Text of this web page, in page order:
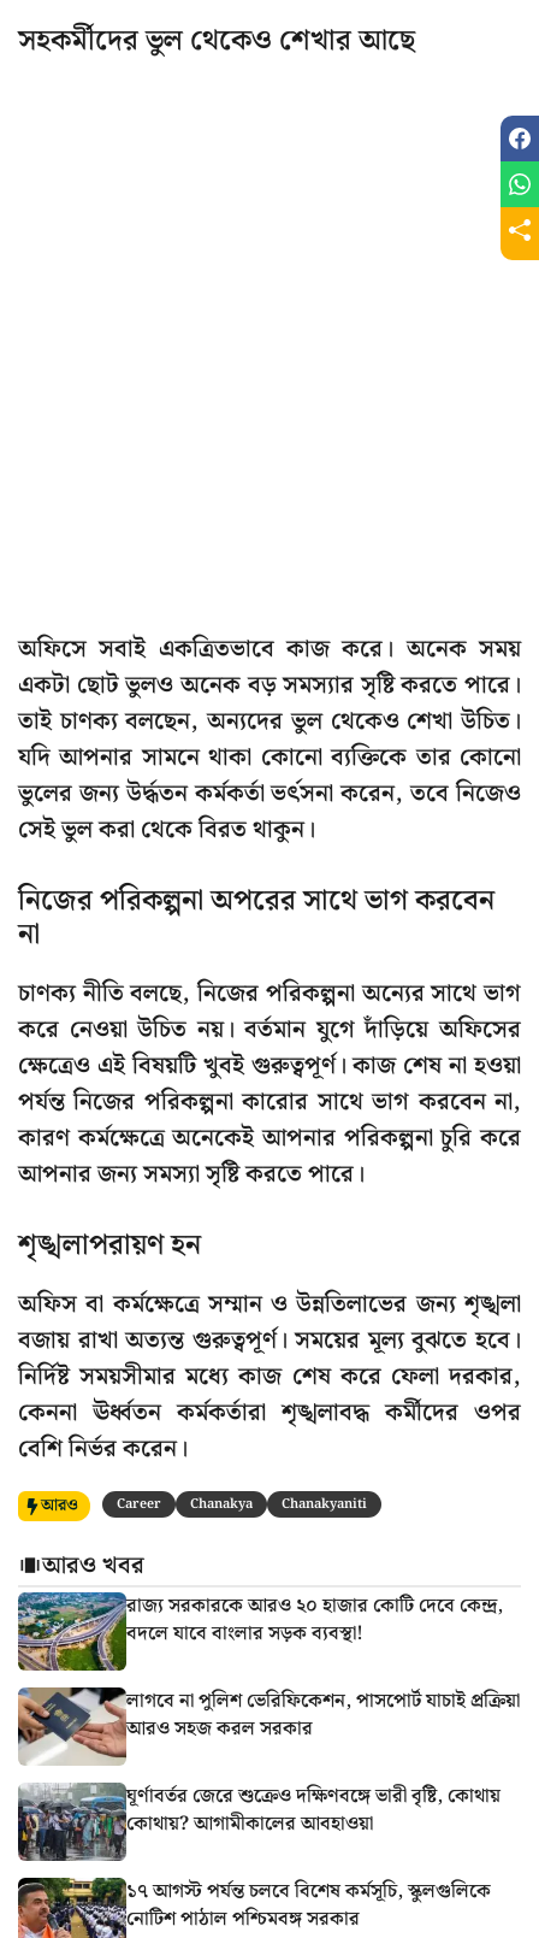
সহকর্মীদের ভুল থেকেও শেখার আছে
অফিসে সবাই একত্রিতভাবে কাজ করে। অনেক সময়
একটা ছোট ভুলও অনেক বড় সমস্যার সৃষ্টি করতে পারে।
তাই চাণক্য বলছেন, অন্যদের ভুল থেকেও শেখা উচিত।
যদি আপনার সামনে থাকা কোনো ব্যক্তিকে তার কোনো
ভুলের জন্য উর্দ্ধতন কর্মকর্তা ভর্ৎসনা করেন, তবে নিজেও
সেই ভুল করা থেকে বিরত থাকুন।
নিজের পরিকল্পনা অপরের সাথে ভাগ করবেন
না
চাণক্য নীতি বলছে, নিজের পরিকল্পনা অন্যের সাথে ভাগ
করে নেওয়া উচিত নয়। বর্তমান যুগে দাঁড়িয়ে অফিসের
ক্ষেত্রেও এই বিষয়টি খুবই গুরুত্বপূর্ণ। কাজ শেষ না হওয়া
পর্যন্ত নিজের পরিকল্পনা কারোর সাথে ভাগ করবেন না,
কারণ কর্মক্ষেত্রে অনেকেই আপনার পরিকল্পনা চুরি করে
আপনার জন্য সমস্যা সৃষ্টি করতে পারে।
শৃঙ্খলাপরায়ণ হন
অফিস বা কর্মক্ষেত্রে সম্মান ও উন্নতিলাভের জন্য শৃঙ্খলা
বজায় রাখা অত্যন্ত গুরুত্বপূর্ণ। সময়ের মূল্য বুঝতে হবে।
নির্দিষ্ট সময়সীমার মধ্যে কাজ শেষ করে ফেলা দরকার,
কেননা ঊর্ধ্বতন কর্মকর্তারা শৃঙ্খলাবদ্ধ কর্মীদের ওপর
বেশি নির্ভর করেন।
আরও Career Chanakya Chanakyaniti
আরও খবর
রাজ্য সরকারকে আরও ২০ হাজার কোটি দেবে কেন্দ্র,
বদলে যাবে বাংলার সড়ক ব্যবস্থা!
লাগবে না পুলিশ ভেরিফিকেশন, পাসপোর্ট যাচাই প্রক্রিয়া
আরও সহজ করল সরকার
ঘূর্ণাবর্তর জেরে শুক্রেও দক্ষিণবঙ্গে ভারী বৃষ্টি, কোথায়
কোথায়? আগামীকালের আবহাওয়া
১৭ আগস্ট পর্যন্ত চলবে বিশেষ কর্মসূচি, স্কুলগুলিকে
নোটিশ পাঠাল পশ্চিমবঙ্গ সরকার